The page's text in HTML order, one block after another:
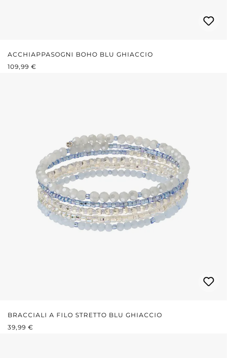
ACCHIAPPASOGNI BOHO BLU GHIACCIO
PREZZO NORMALE:
109,99 €
BRACCIALI A FILO STRETTO BLU GHIACCIO
PREZZO NORMALE:
39,99 €